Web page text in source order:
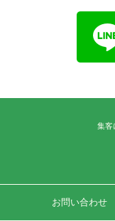
集客
お問い合わせ